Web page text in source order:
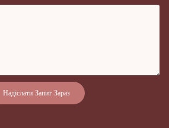
Надіслати Запит Зараз